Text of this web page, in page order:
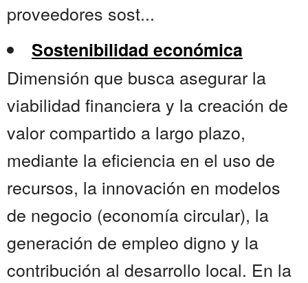
proveedores sost...
Sostenibilidad económica
Dimensión que busca asegurar la
viabilidad financiera y la creación de
valor compartido a largo plazo,
mediante la eficiencia en el uso de
recursos, la innovación en modelos
de negocio (economía circular), la
generación de empleo digno y la
contribución al desarrollo local. En la